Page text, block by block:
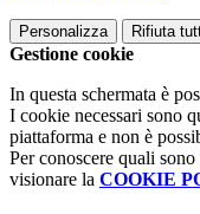
Personalizza Rifiuta
Gestione cookie
In questa schermata è
I cookie necessari sono
piattaforma e non è
Per conoscere quali
visionare la COOKIE